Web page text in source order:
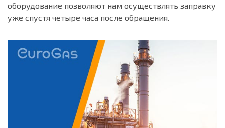
оборудование позволяют нам осуществлять заправку
уже спустя четыре часа после обращения.